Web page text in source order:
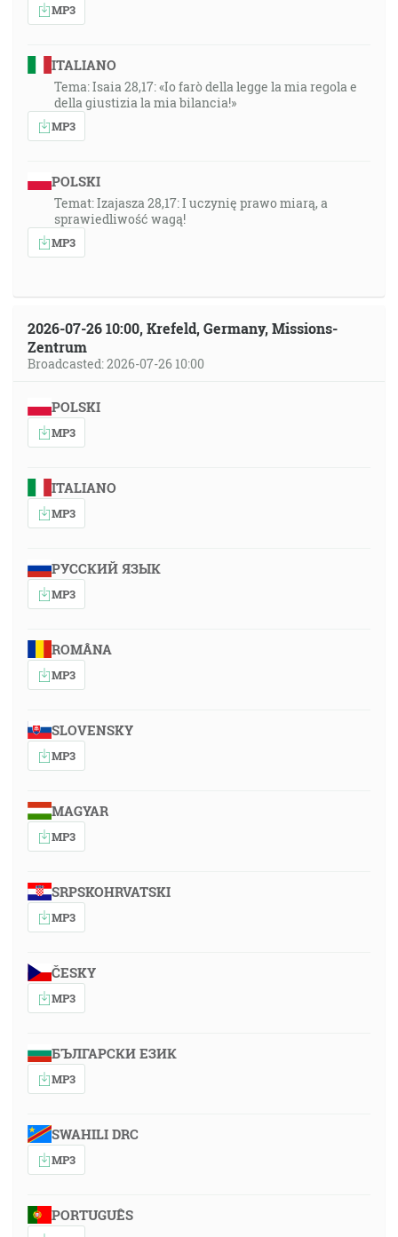
MP3
ITALIANO
Tema: Isaia 28,17: «Io farò della legge la mia regola e
della giustizia la mia bilancia!»
MP3
POLSKI
Temat: Izajasza 28,17: I uczynię prawo miarą, a
sprawiedliwość wagą!
MP3
2026-07-26 10:00, Krefeld, Germany, Missions-
Zentrum
Broadcasted: 2026-07-26 10:00
POLSKI
MP3
ITALIANO
MP3
РУССКИЙ ЯЗЫК
MP3
ROMÂNA
MP3
SLOVENSKY
MP3
MAGYAR
MP3
SRPSKOHRVATSKI
MP3
ČESKY
MP3
БЪЛГАРСКИ ЕЗИК
MP3
SWAHILI DRC
MP3
PORTUGUÊS